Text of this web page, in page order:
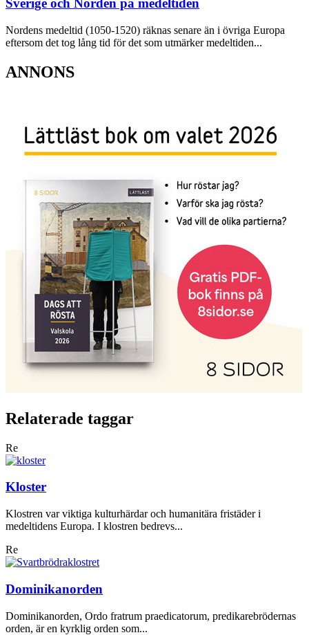
Sverige och Norden på medeltiden
Nordens medeltid (1050-1520) räknas senare än i övriga Europa
eftersom det tog lång tid för det som utmärker medeltiden...
ANNONS
Relaterade taggar
Re
Kloster
Klostren var viktiga kulturhärdar och humanitära fristäder i
medeltidens Europa. I klostren bedrevs...
Re
Dominikanorden
Dominikanorden, Ordo fratrum praedicatorum, predikarebrödernas
orden, är en kyrklig orden som...